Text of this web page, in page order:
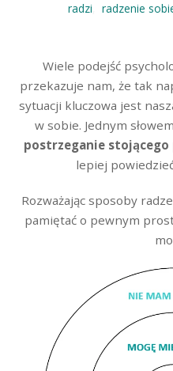
radzi
radzenie
Wiele podejść
przekazuje nam, że tak
sytuacji kluczowa jest
w sobie. Jednym
postrzeganie
lepiej
Rozważając sposoby
pamiętać o pewnym